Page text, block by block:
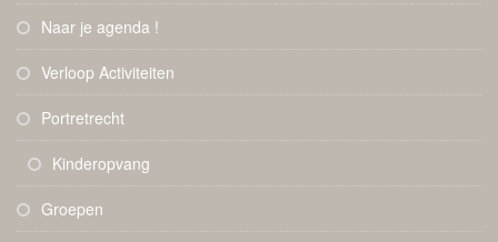
Naar je agenda !
Verloop Activiteiten
Portretrecht
Kinderopvang
Groepen